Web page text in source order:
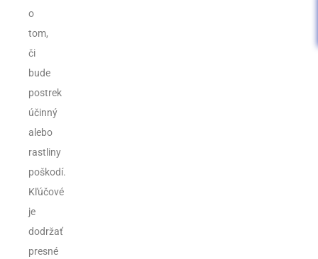
o
tom,
či
bude
postrek
účinný
alebo
rastliny
poškodí.
Kľúčové
je
dodržať
presné